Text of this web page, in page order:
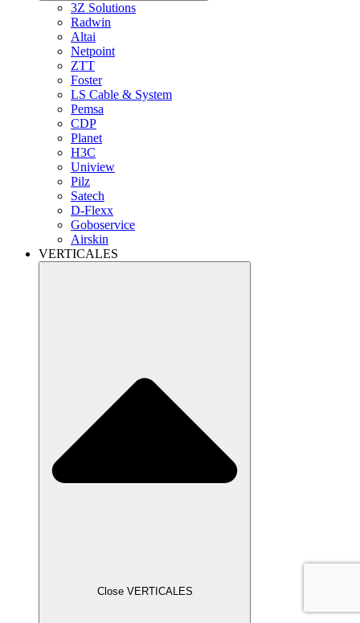
3Z Solutions
Radwin
Altai
Netpoint
ZTT
Foster
LS Cable & System
Pemsa
CDP
Planet
H3C
Uniview
Pilz
Satech
D-Flexx
Goboservice
Airskin
VERTICALES
Close VERTICALES